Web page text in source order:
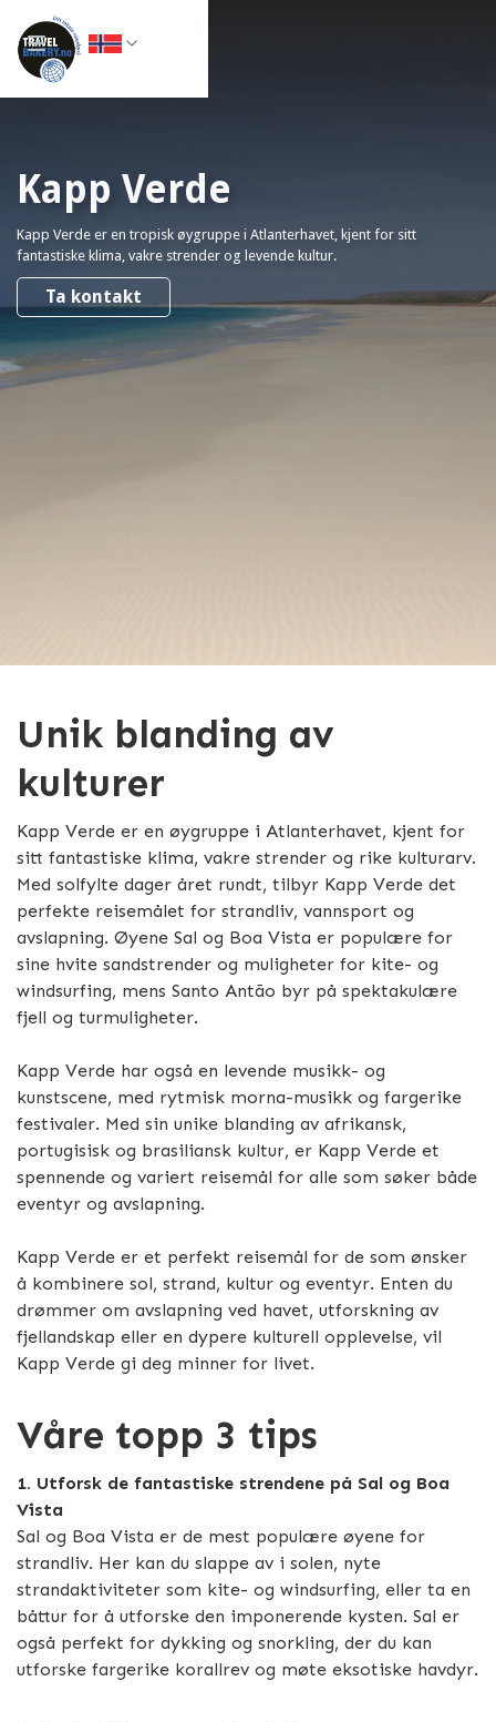
Kapp Verde
Kapp Verde er en tropisk øygruppe i Atlanterhavet, kjent for sitt
fantastiske klima, vakre strender og levende kultur.
Ta kontakt
Unik blanding av
kulturer
Kapp Verde er en øygruppe i Atlanterhavet, kjent for
sitt fantastiske klima, vakre strender og rike kulturarv.
Med solfylte dager året rundt, tilbyr Kapp Verde det
perfekte reisemålet for strandliv, vannsport og
avslapning. Øyene Sal og Boa Vista er populære for
sine hvite sandstrender og muligheter for kite- og
windsurfing, mens Santo Antão byr på spektakulære
fjell og turmuligheter.
Kapp Verde har også en levende musikk- og
kunstscene, med rytmisk morna-musikk og fargerike
festivaler. Med sin unike blanding av afrikansk,
portugisisk og brasiliansk kultur, er Kapp Verde et
spennende og variert reisemål for alle som søker både
eventyr og avslapning.
Kapp Verde er et perfekt reisemål for de som ønsker
å kombinere sol, strand, kultur og eventyr. Enten du
drømmer om avslapning ved havet, utforskning av
fjellandskap eller en dypere kulturell opplevelse, vil
Kapp Verde gi deg minner for livet.
Våre topp 3 tips
1. Utforsk de fantastiske strendene på Sal og Boa
Vista
Sal og Boa Vista er de mest populære øyene for
strandliv. Her kan du slappe av i solen, nyte
strandaktiviteter som kite- og windsurfing, eller ta en
båttur for å utforske den imponerende kysten. Sal er
også perfekt for dykking og snorkling, der du kan
utforske fargerike korallrev og møte eksotiske havdyr.